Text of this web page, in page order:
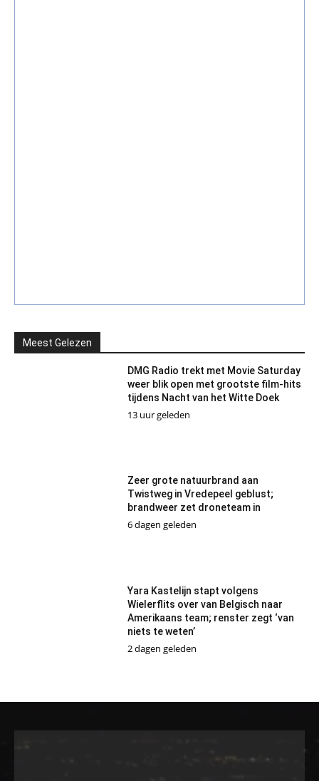
Meest Gelezen
DMG Radio trekt met Movie Saturday
weer blik open met grootste film-hits
tijdens Nacht van het Witte Doek
13 uur geleden
Zeer grote natuurbrand aan
Twistweg in Vredepeel geblust;
brandweer zet droneteam in
6 dagen geleden
Yara Kastelijn stapt volgens
Wielerflits over van Belgisch naar
Amerikaans team; renster zegt ‘van
niets te weten’
2 dagen geleden